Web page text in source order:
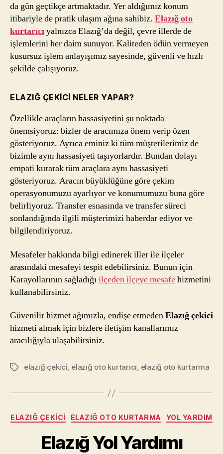
da gün geçtikçe artmaktadır. Yer aldığımız konum
itibariyle de pratik ulaşım ağına sahibiz. Elazığ oto
kurtarıcıyalnızca Elazığ’da değil, çevre illerde de
işlemlerini her daim sunuyor. Kaliteden ödün vermeyen
kusursuz işlem anlayışımız sayesinde, güvenli ve hızlı
şekilde çalışıyoruz.
ELAZIĞ ÇEKICI NELER YAPAR?
Özellikle araçların hassasiyetini şu noktada
önemsiyoruz: bizler de aracımıza önem verip özen
gösteriyoruz. Ayrıca eminiz ki tüm müşterilerimiz de
bizimle aynı hassasiyeti taşıyorlardır. Bundan dolayı
empati kurarak tüm araçlara aynı hassasiyeti
gösteriyoruz. Aracın büyüklüğüne göre çekim
operasyonumuzu ayarlıyor ve konumumuzu buna göre
belirliyoruz. Transfer esnasında ve transfer süreci
sonlandığında ilgili müşterimizi haberdar ediyor ve
bilgilendiriyoruz.
Mesafeler hakkında bilgi edinerek iller ile ilçeler
arasındaki mesafeyi tespit edebilirsiniz. Bunun için
Karayollarının sağladığıilçeden ilçeye mesafehizmetini
kullanabilirsiniz.
Güvenilir hizmet ağımızla, endişe etmedenElazığ çekici
hizmeti almak için bizlere iletişim kanallarımız
aracılığıyla ulaşabilirsiniz.
Etiketlerelazığ çekici, elazığ oto kurtarıcı, elazığ oto kurtarma
Kategoriler
ELAZIĞ ÇEKICI ELAZIĞ OTO KURTARMA YOL YARDIM
Elazığ Yol Yardımı